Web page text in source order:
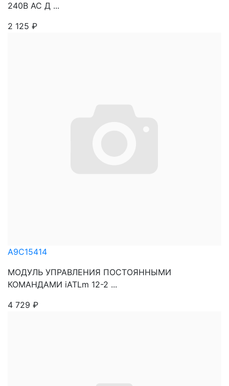
240В АС Д ...
2 125 ₽
A9C15414
МОДУЛЬ УПРАВЛЕНИЯ ПОСТОЯННЫМИ
КОМАНДАМИ iATLm 12-2 ...
4 729 ₽